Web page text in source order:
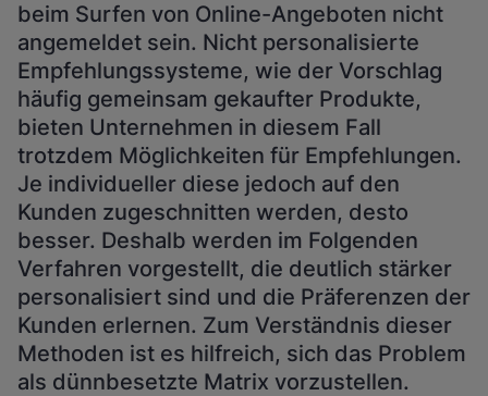
beim Surfen von Online-Angeboten nicht
angemeldet sein. Nicht personalisierte
Empfehlungssysteme, wie der Vorschlag
häufig gemeinsam gekaufter Produkte,
bieten Unternehmen in diesem Fall
trotzdem Möglichkeiten für Empfehlungen.
Je individueller diese jedoch auf den
Kunden zugeschnitten werden, desto
besser. Deshalb werden im Folgenden
Verfahren vorgestellt, die deutlich stärker
personalisiert sind und die Präferenzen der
Kunden erlernen. Zum Verständnis dieser
Methoden ist es hilfreich, sich das Problem
als dünnbesetzte Matrix vorzustellen.